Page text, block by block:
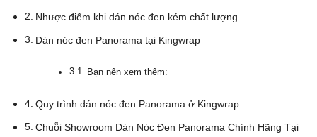
Nhược điểm khi dán nóc đen kém chất lượng
Dán nóc đen Panorama tại Kingwrap
Bạn nên xem thêm:
Quy trình dán nóc đen Panorama ở Kingwrap
Chuỗi Showroom Dán Nóc Đen Panorama Chính Hãng Tại